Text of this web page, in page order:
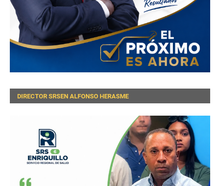
DIRECTOR SRSEN ALFONSO HERASME